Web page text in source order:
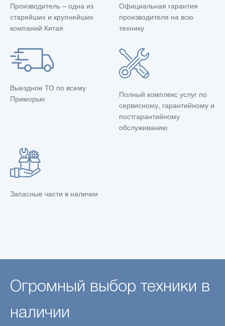
Производитель – одна из
старейших и крупнейших
компаний Китая
Официальная гарантия
производителя на всю
технику
Выездное ТО по всему
Приморью
Полный комплекс услуг по
сервисному, гарантийному и
постгарантийному
обслуживанию
Запасные части в наличии
Огромный выбор техники в
наличии